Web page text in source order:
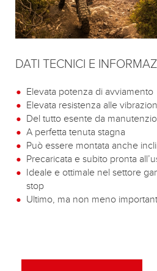
DATI TECNICI E
Elevata potenza di avviamento
Elevata resistenza alle
Del tutto esente da
A perfetta tenuta stagna
Può essere montata anche
Precaricata e subito pronta
Ideale e ottimale nel settore
stop
Ultimo, ma non meno